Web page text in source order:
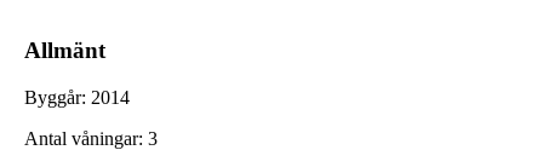
Allmänt
Byggår: 2014
Antal våningar: 3